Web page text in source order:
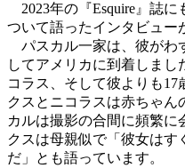
2023年の『Esquire』誌に
ついて語ったインタビュー
パスカル一家は、彼がわ
してアメリカに到着しま
コラス、そして彼よりも
クスとニコラスは赤ちゃん
カルは撮影の合間に頻繁
クスは母親似で「彼女はす
だ」とも語っています。